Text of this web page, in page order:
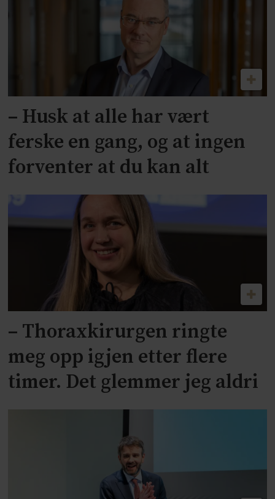
– Husk at alle har vært
ferske en gang, og at ingen
forventer at du kan alt
– Thoraxkirurgen ringte
meg opp igjen etter flere
timer. Det glemmer jeg aldri